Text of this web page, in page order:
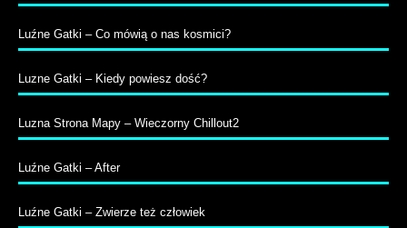
Luźne Gatki – Co mówią o nas kosmici?
Luzne Gatki – Kiedy powiesz dość?
Luzna Strona Mapy – Wieczorny Chillout2
Luźne Gatki – After
Luźne Gatki – Zwierze też człowiek